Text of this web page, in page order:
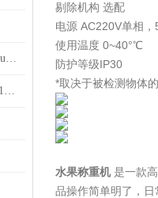
100KG 10g称重模块可串联支持Modbus协议
普利赛斯ES1200C电子天平1200g 0.01g技术参数
剔除机构 选配
电源 AC220V单相
使用温度 0~40°℃
防护等级IP30
*取决于被检测物体
水果称重机 是一款
品操作简单明了，